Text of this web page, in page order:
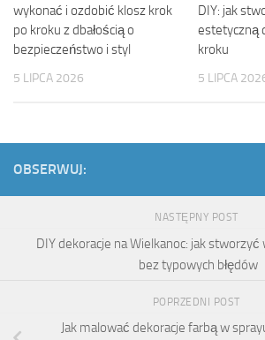
wykonać i ozdobić klosz krok
po kroku z dbałością o
bezpieczeństwo i styl
5 LIPCA 2026
DIY: jak
estetyczną
kroku
5 LIPCA
OBSERWUJ:
NASTĘPNY POST
DIY dekoracje na Wielkanoc: jak
bez typowych błędów
POPRZEDNI POST
Jak malować dekoracje farbą w